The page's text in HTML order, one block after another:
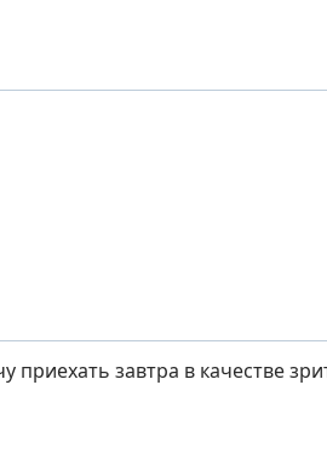
приехать завтра в качестве